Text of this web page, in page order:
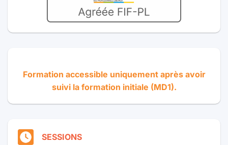
Formation accessible uniquement après avoir
suivi la formation initiale (MD1).
SESSIONS